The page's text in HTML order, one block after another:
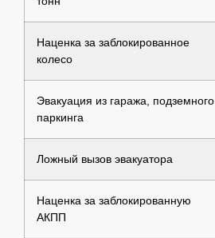
Наценка за заблокированное
колесо
Эвакуация из гаража, подземного
паркинга
Ложный вызов эвакуатора
Наценка за заблокированную
АКПП